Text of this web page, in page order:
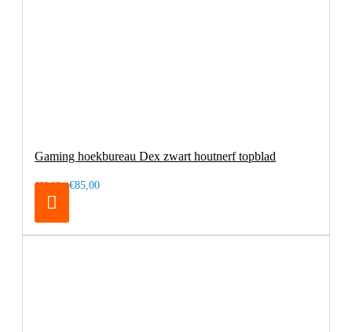
Gaming hoekbureau Dex zwart houtnerf topblad
€99,00 €85,00